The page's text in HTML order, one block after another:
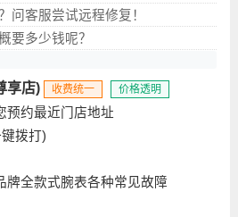
问客服尝试远程修复！
要多少钱呢？
享店) 收费统一 价格透明
预约最近门店地址
拨打)
牌全款式腕表各种常见故障